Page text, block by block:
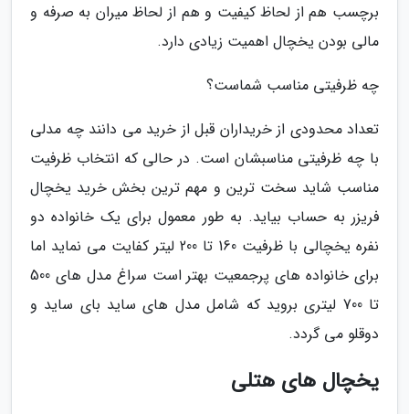
برچسب هم از لحاظ کیفیت و هم از لحاظ میران به صرفه و
مالی بودن یخچال اهمیت زیادی دارد.
چه ظرفیتی مناسب شماست؟
تعداد محدودی از خریداران قبل از خرید می دانند چه مدلی
با چه ظرفیتی مناسبشان است. در حالی که انتخاب ظرفیت
مناسب شاید سخت ترین و مهم ترین بخش خرید یخچال
فریزر به حساب بیاید. به طور معمول برای یک خانواده دو
نفره یخچالی با ظرفیت 160 تا 200 لیتر کفایت می نماید اما
برای خانواده های پرجمعیت بهتر است سراغ مدل های 500
تا 700 لیتری بروید که شامل مدل های ساید بای ساید و
دوقلو می گردد.
یخچال های هتلی